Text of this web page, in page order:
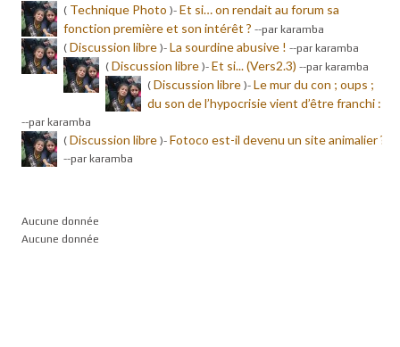
( Technique Photo )- Et si… on rendait au forum sa
fonction première et son intérêt ? --par karamba
( Discussion libre )- La sourdine abusive ! --par karamba
( Discussion libre )- Et si... (Vers2.3) --par karamba
( Discussion libre )- Le mur du con ; oups ;
du son de l’hypocrisie vient d’être franchi :
--par karamba
( Discussion libre )- Fotoco est-il devenu un site animalier ?
--par karamba
Aucune donnée
Aucune donnée